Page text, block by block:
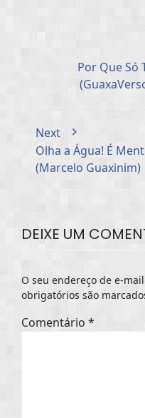
Por Que Só
Next
Olha a Água! É
(Marcelo Guaxinim)
DEIXE UM
O seu endereço de e-
obrigatórios são
Comentário *